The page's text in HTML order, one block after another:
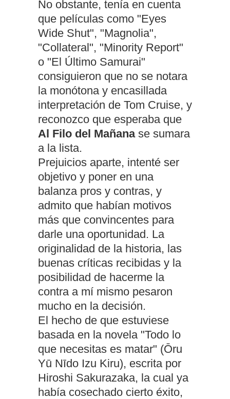
No obstante, tenía en cuenta
que películas como "Eyes
Wide Shut", "Magnolia",
"Collateral", "Minority Report"
o "El Último Samurai"
consiguieron que no se notara
la monótona y encasillada
interpretación de Tom Cruise, y
reconozco que esperaba que
Al Filo del Mañanase sumara
a la lista.
Prejuicios aparte, intenté ser
objetivo y poner en una
balanza pros y contras, y
admito que habían motivos
más que convincentes para
darle una oportunidad. La
originalidad de la historia, las
buenas críticas recibidas y la
posibilidad de hacerme la
contra a mí mismo pesaron
mucho en la decisión.
El hecho de que estuviese
basada en la novela "Todo lo
que necesitas es matar" (Ōru
Yū Nīdo Izu Kiru), escrita por
Hiroshi Sakurazaka, la cual ya
había cosechado cierto éxito,